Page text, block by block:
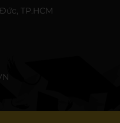
TP.HCM